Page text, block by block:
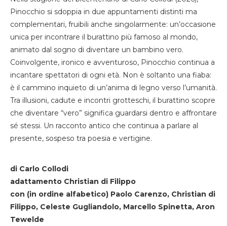
Pinocchio si sdoppia in due appuntamenti distinti ma
complementari, fruibili anche singolarmente: un’occasione
unica per incontrare il burattino più famoso al mondo,
animato dal sogno di diventare un bambino vero.
Coinvolgente, ironico e avventuroso, Pinocchio continua a
incantare spettatori di ogni età. Non è soltanto una fiaba:
è il cammino inquieto di un’anima di legno verso l’umanità.
Tra illusioni, cadute e incontri grotteschi, il burattino scopre
che diventare “vero” significa guardarsi dentro e affrontare
sé stessi. Un racconto antico che continua a parlare al
presente, sospeso tra poesia e vertigine.
di Carlo Collodi
adattamento Christian di Filippo
con (in ordine alfabetico) Paolo Carenzo, Christian di
Filippo, Celeste Gugliandolo, Marcello Spinetta, Aron
Tewelde